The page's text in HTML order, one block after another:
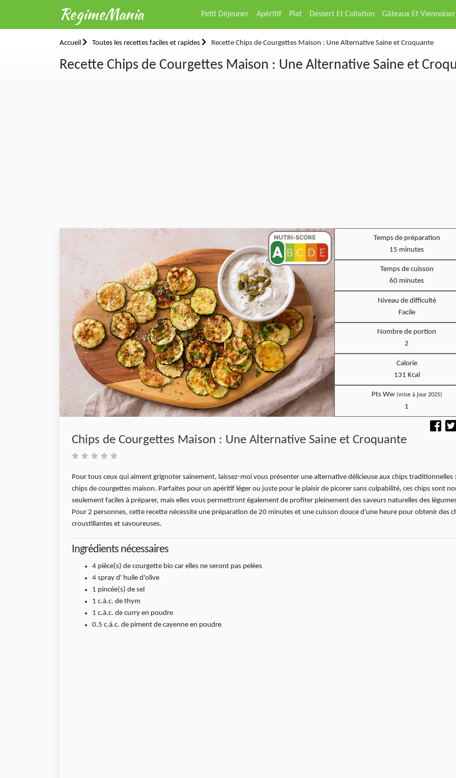
RegimeMania Petit Déjeuner Apéritif Plat Dessert Et Collation Gâteaux Et
Accueil Toutes les recettes faciles et rapides Recette Chips de Courgettes Maison : Une Alternative Saine et Croquante
Recette Chips de Courgettes Maison : Une Alternative Saine et
Temps de préparation
15 minutes
Temps de cuisson
60 minutes
Niveau de difficulté
Facile
Nombre de portion
2
Calorie
131 Kcal
Pts Ww (mise à jour 2025)
1
Chips de Courgettes Maison : Une Alternative Saine et Croquante
Pour tous ceux qui aiment grignoter sainement, laissez-moi vous présenter une alternative délicieuse aux chips traditionnelles
chips de courgettes maison. Parfaites pour un apéritif léger ou juste pour le plaisir de picorer sans culpabilité, ces chips sont
seulement faciles à préparer, mais elles vous permettront également de profiter pleinement des saveurs naturelles des
Pour 2 personnes, cette recette nécessite une préparation de 20 minutes et une cuisson douce d'une heure pour obtenir des
croustillantes et savoureuses.
Ingrédients nécessaires
4 pièce(s) de courgette bio car elles ne seront pas pelées
4 spray d' huile d'olive
1 pincée(s) de sel
1 c.à.c. de thym
1 c.à.c. de curry en poudre
0.5 c.à.c. de piment de cayenne en poudre